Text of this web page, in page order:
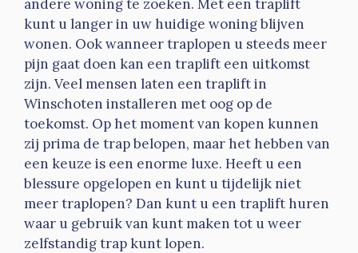
andere woning te zoeken. Met een traplift
kunt u langer in uw huidige woning blijven
wonen. Ook wanneer traplopen u steeds meer
pijn gaat doen kan een traplift een uitkomst
zijn. Veel mensen laten een traplift in
Winschoten installeren met oog op de
toekomst. Op het moment van kopen kunnen
zij prima de trap belopen, maar het hebben van
een keuze is een enorme luxe. Heeft u een
blessure opgelopen en kunt u tijdelijk niet
meer traplopen? Dan kunt u een traplift huren
waar u gebruik van kunt maken tot u weer
zelfstandig trap kunt lopen.